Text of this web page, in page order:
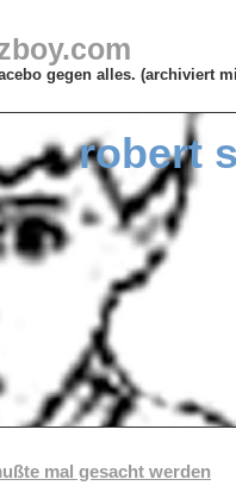
gegen alles. (archiviert
robert
mal gesacht werden